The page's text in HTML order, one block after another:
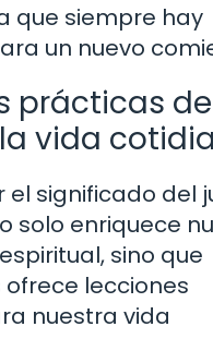
que siempre hay
un nuevo
prácticas
vida
significado del
solo enriquece
sino que
lecciones
nuestra vida